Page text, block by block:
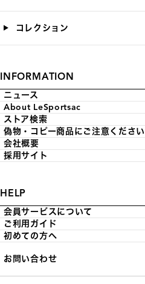
コレクション
INFORMATION
ニュース
About LeSportsac
ストア検索
偽物・コピー商品にご注意ください
会社概要
採用サイト
HELP
会員サービスについて
ご利用ガイド
初めての方へ
お問い合わせ